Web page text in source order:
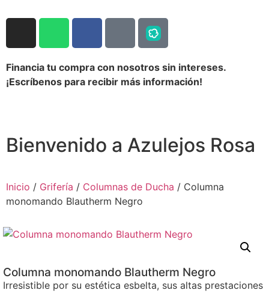
Financia tu compra con nosotros sin intereses.
¡Escríbenos para recibir más información!
Bienvenido a Azulejos Rosa
Inicio / Grifería / Columnas de Ducha / Columna
monomando Blautherm Negro
Columna monomando Blautherm Negro
Irresistible por su estética esbelta, sus altas prestaciones